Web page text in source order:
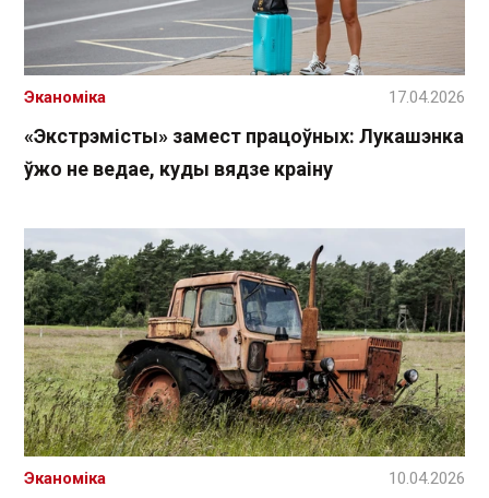
«Экстрэмісты» замест працоўных: Лукашэнка
ўжо не ведае, куды вядзе краіну
Эканоміка 17.04.2026
Эканоміка 10.04.2026